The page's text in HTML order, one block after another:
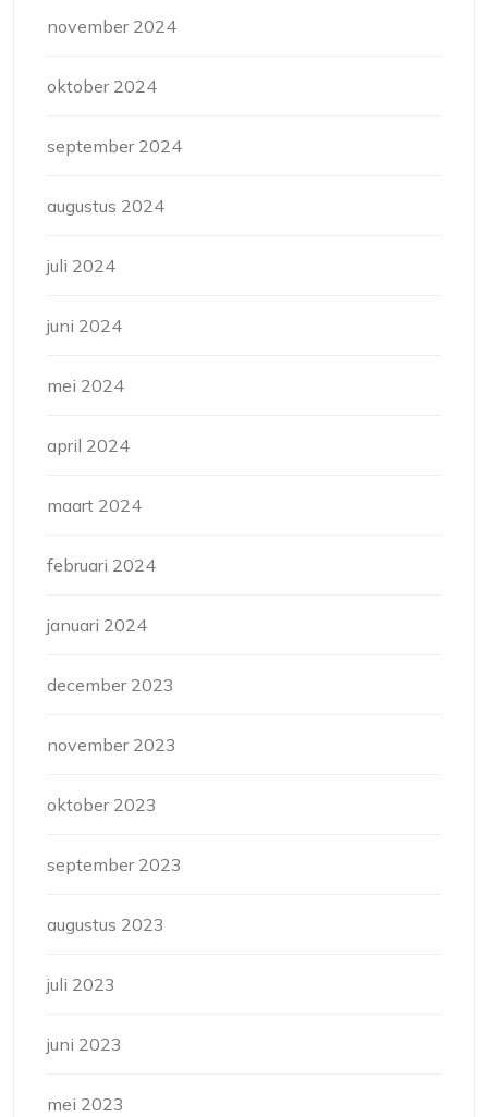
november 2024
oktober 2024
september 2024
augustus 2024
juli 2024
juni 2024
mei 2024
april 2024
maart 2024
februari 2024
januari 2024
december 2023
november 2023
oktober 2023
september 2023
augustus 2023
juli 2023
juni 2023
mei 2023